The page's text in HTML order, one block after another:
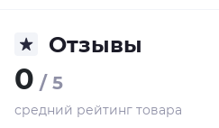
Отзывы
0 / 5
средний рейтинг товара